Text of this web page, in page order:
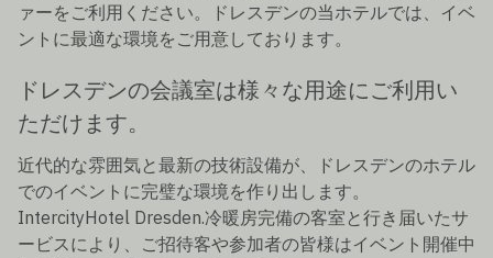
ァーをご利用ください。ドレスデンの当ホテルでは、イベ
ントに最適な環境をご用意しております。
ドレスデンの会議室は様々な用途にご利用い
ただけます。
近代的な雰囲気と最新の技術設備が、ドレスデンのホテル
でのイベントに完璧な環境を作り出します。
IntercityHotel Dresden.冷暖房完備の客室と行き届いたサ
ービスにより、ご招待客や参加者の皆様はイベント開催中